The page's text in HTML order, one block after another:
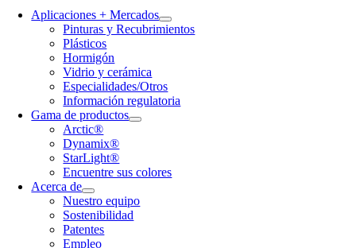
NavigationAplicaciones + Mercados
Pinturas y Recubrimientos
Plásticos
Hormigón
Vidrio y cerámica
Especialidades/Otros
Información regulatoria
Gama de productos
Arctic®
Dynamix®
StarLight®
Encuentre sus colores
Acerca de
Nuestro equipo
Sostenibilidad
Patentes
Empleo